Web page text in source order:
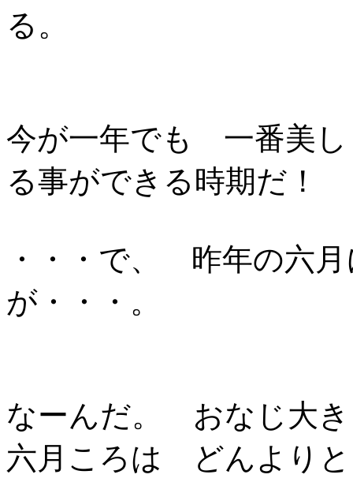
る。
今が一年でも 一番美し
る事ができる時期だ！
・・・で、 昨年の六
が・・・。
なーんだ。 おなじ大
六月ころは どんより